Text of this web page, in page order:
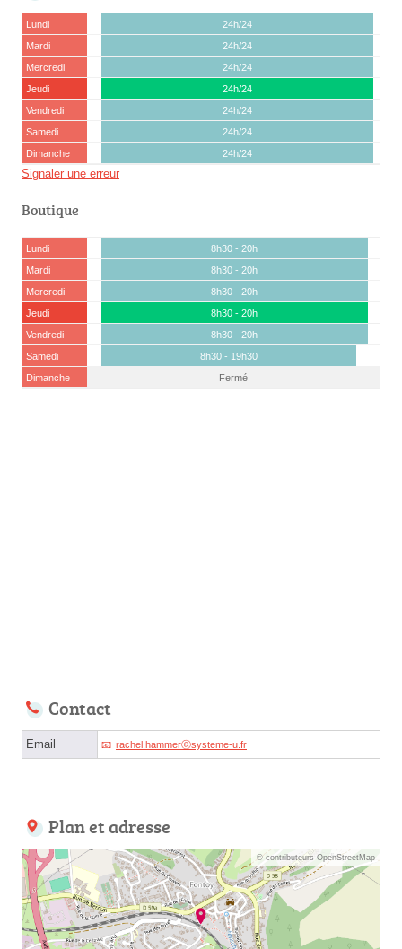
Lundi
24h/24
Mardi
24h/24
Mercredi
24h/24
Jeudi
24h/24
Vendredi
24h/24
Samedi
24h/24
Dimanche
24h/24
Signaler une erreur
Boutique
Lundi
8h30 - 20h
Mardi
8h30 - 20h
Mercredi
8h30 - 20h
Jeudi
8h30 - 20h
Vendredi
8h30 - 20h
Samedi
8h30 - 19h30
Dimanche
Fermé
Contact
Email rachel.hammerⓐsysteme-u.fr
Plan et adresse
© contributeurs OpenStreetMap